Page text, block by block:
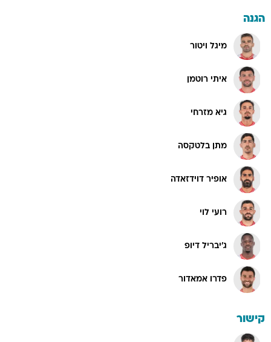
הגנה
מיגל ויטור
איתי רוטמן
גיא מזרחי
מתן בלטקסה
אופיר דוידזאדה
רועי לוי
ג'יבריל דיופ
פדרו אמאדור
קישור